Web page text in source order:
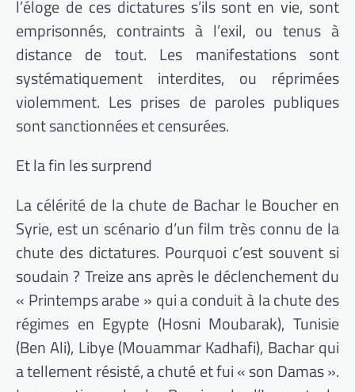
l’éloge de ces dictatures s’ils sont en vie, sont
emprisonnés, contraints à l’exil, ou tenus à
distance de tout. Les manifestations sont
systématiquement interdites, ou réprimées
violemment. Les prises de paroles publiques
sont sanctionnées et censurées.
Et la fin les surprend
La célérité de la chute de Bachar le Boucher en
Syrie, est un scénario d’un film très connu de la
chute des dictatures. Pourquoi c’est souvent si
soudain ? Treize ans après le déclenchement du
« Printemps arabe » qui a conduit à la chute des
régimes en Egypte (Hosni Moubarak), Tunisie
(Ben Ali), Libye (Mouammar Kadhafi), Bachar qui
a tellement résisté, a chuté et fui « son Damas ».